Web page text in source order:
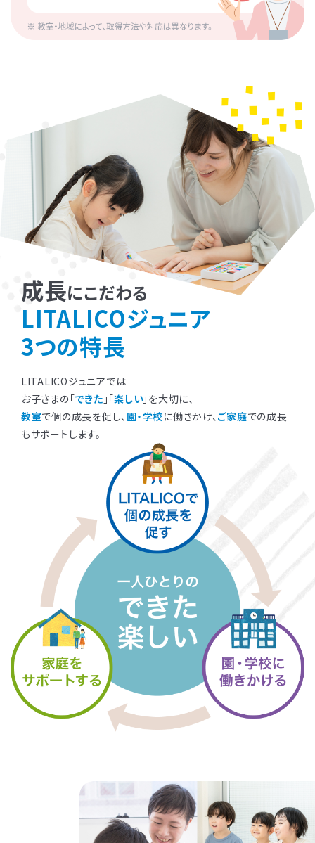
成長にこだわる
LITALICOジュニア
3つの特長
LITALICOジュニアでは
お子さまの「できた 」「楽しい」を大切に、
教室で個の成長を促し、 園・学校に働きかけ、 ご家庭での成長
もサポートします。